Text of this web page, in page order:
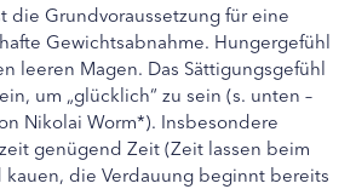
die Grundvoraussetzung für eine
Gewichtsabnahme. Hungergefühl
leeren Magen. Das Sättigungsgefühl
um „glücklich“ zu sein (s. unten –
Nikolai Worm*). Insbesondere
genügend Zeit (Zeit lassen beim
kauen, die Verdauung beginnt bereits